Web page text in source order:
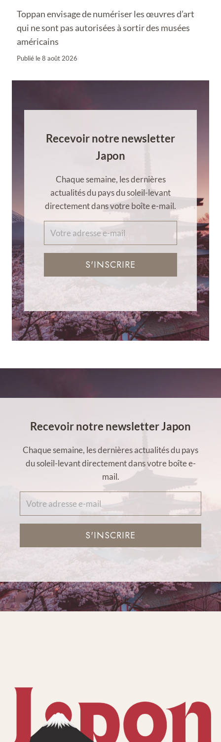
Toppan envisage de numériser les œuvres d’art
qui ne sont pas autorisées à sortir des musées
américains
Publié le8 août 2026
Recevoir notre newsletter
Japon
Chaque semaine, les dernières
actualités du pays du soleil-levant
directement dans votre boîte e-mail.
S'INSCRIRE
Recevoir notre newsletter Japon
Chaque semaine, les dernières actualités du pays
du soleil-levant directement dans votre boîte e-
mail.
S'INSCRIRE